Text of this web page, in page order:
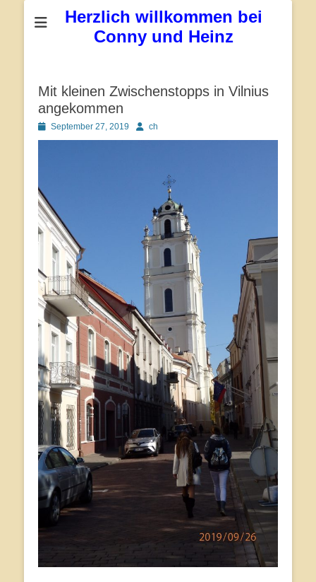
Herzlich willkommen bei
Conny und Heinz
Mit kleinen Zwischenstopps in Vilnius
angekommen
Posted
on
September 27, 2019 Autor
ch